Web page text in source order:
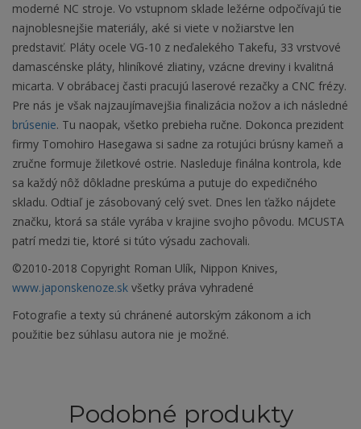
moderné NC stroje. Vo vstupnom sklade ležérne odpočívajú tie
najnoblesnejšie materiály, aké si viete v nožiarstve len
predstaviť. Pláty ocele VG-10 z neďalekého Takefu, 33 vrstvové
damascénske pláty, hliníkové zliatiny, vzácne dreviny i kvalitná
micarta. V obrábacej časti pracujú laserové rezačky a CNC frézy.
Pre nás je však najzaujímavejšia finalizácia nožov a ich následné
brúsenie. Tu naopak, všetko prebieha ručne. Dokonca prezident
firmy Tomohiro Hasegawa si sadne za rotujúci brúsny kameň a
zručne formuje žiletkové ostrie. Nasleduje finálna kontrola, kde
sa každý nôž dôkladne preskúma a putuje do expedičného
skladu. Odtiaľ je zásobovaný celý svet. Dnes len ťažko nájdete
značku, ktorá sa stále vyrába v krajine svojho pôvodu. MCUSTA
patrí medzi tie, ktoré si túto výsadu zachovali.
©2010-2018 Copyright Roman Ulík, Nippon Knives,
www.japonskenoze.sk všetky práva vyhradené
Fotografie a texty sú chránené autorským zákonom a ich
použitie bez súhlasu autora nie je možné.
Podobné produkty